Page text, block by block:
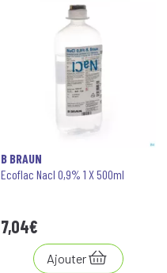
B BRAUN
Ecoflac Nacl 0,9% 1 X 500ml
7,04€
Ajouter